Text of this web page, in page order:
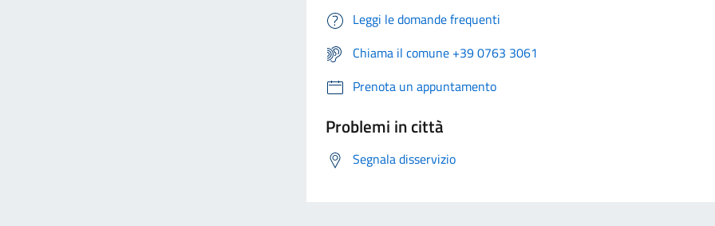
Leggi le domande frequenti
Chiama il comune +39 0763 3061
Prenota un appuntamento
Problemi in città
Segnala disservizio